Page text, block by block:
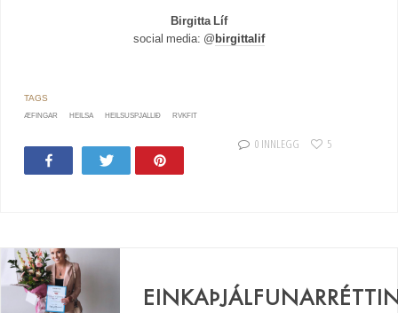
Birgitta Líf
social media: @ birgittalif
ÆFINGAR HEILSA HEILSUSPJALLIÐ RVKFIT
Tweet
0 INNLEGG 5